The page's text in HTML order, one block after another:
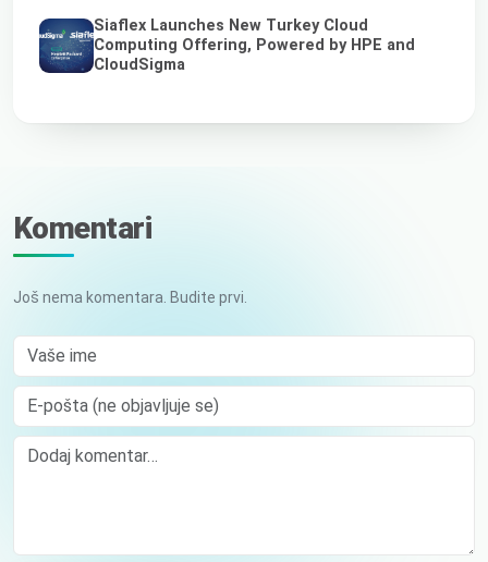
Siaflex Launches New Turkey Cloud
Computing Offering, Powered by HPE and
CloudSigma
Komentari
Još nema komentara. Budite prvi.
Vaše ime
E-pošta (ne objavljuje se)
Comment